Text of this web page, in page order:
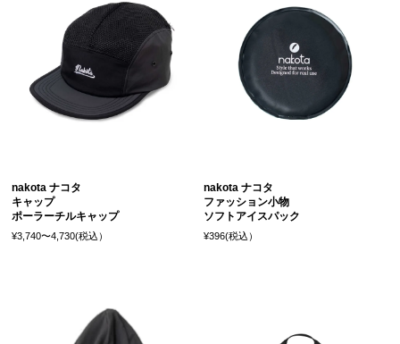
nakota ナコタ
キャップ
ポーラーチルキャップ
¥3,740〜4,730(税込）
nakota ナコタ
ファッション小物
ソフトアイスパック
¥396(税込）